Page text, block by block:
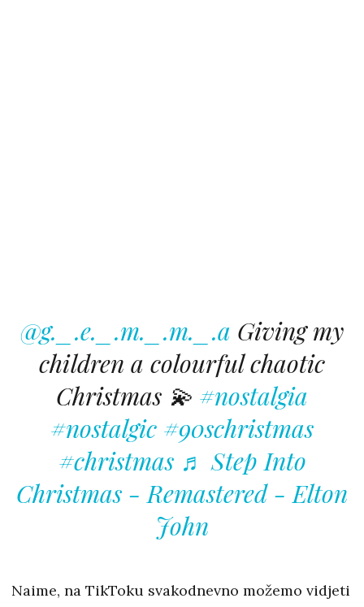
@g._.e._.m._.m._.a Giving my
children a colourful chaotic
Christmas 💫 #nostalgia
#nostalgic #90schristmas
#christmas ♬ Step Into
Christmas - Remastered - Elton
John
Naime, na TikToku svakodnevno možemo vidjeti